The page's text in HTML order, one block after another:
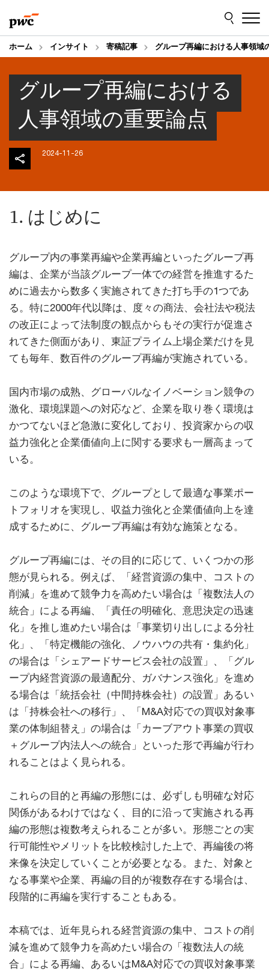
to
content
to
footer
ホーム インサイト 寄稿記事 グループ再編における人事領域
グループ再編における
人事領域の重要論点
2024-11-26
1. はじめに
グループ内の事業再編や企業再編といったグループ再
編は、企業が当該グループ一体での経営を推進するた
めに過去から数多く実施されてきた打ち手の1つであ
る。特に2000年代以降は、度々の商法、会社法や税法
の改正によって法制度の観点からもその実行が促進さ
れてきた側面があり、東証プライム上場企業だけを見
ても毎年、数百件のグループ再編が実施されている。
国内市場の成熟、グローバルなイノベーション競争の
激化、環境課題への対応など、企業を取り巻く環境は
かつてないほど急激に変化しており、投資家からの収
益力強化と企業価値向上に関する要求も一層高まって
いる。
このような環境下で、グループとして最適な事業ポー
トフォリオを実現し、収益力強化と企業価値向上を達
成するために、グループ再編は有効な施策となる。
グループ再編には、その目的に応じて、いくつかの形
態が見られる。例えば、「経営資源の集中、コストの
削減」を進めて競争力を高めたい場合は「複数法人の
統合」による再編、「責任の明確化、意思決定の迅速
化」を推し進めたい場合は「事業切り出しによる分社
化」、「特定機能の強化、ノウハウの共有・集約化」
の場合は「シェアードサービス会社の設置」、「グル
ープ内経営資源の最適配分、ガバナンス強化」を進め
る場合は「統括会社（中間持株会社）の設置」あるい
は「持株会社への移行」、「M&A対応での買収対象事
業の体制組替え」の場合は「カーブアウト事業の買収
＋グループ内法人への統合」といった形で再編が行わ
れることはよく見られる。
これらの目的と再編の形態には、必ずしも明確な対応
関係があるわけではなく、目的に沿って実施される再
編の形態は複数考えられることが多い。形態ごとの実
行可能性やメリットを比較検討した上で、再編後の将
来像を決定していくことが必要となる。また、対象と
なる事業や企業、再編の目的が複数存在する場合は、
段階的に再編を実行することもある。
本稿では、近年見られる経営資源の集中、コストの削
減を進めて競争力を高めたい場合の「複数法人の統
合」による再編、あるいはM&A対応での買収対象事業